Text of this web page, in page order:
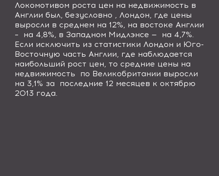
Локомотивом роста цен на недвижимость в
Англии был, безусловно , Лондон, где цены
выросли в среднем на 12%, на востоке Англии
– на 4,8%, в Западном Мидлэнсе — на 4,7%.
Если исключить из статистики Лондон и Юго-
Восточную часть Англии, где наблюдается
наибольший рост цен, то средние цены на
недвижимость по Великобритании выросли
на 3,1% за последние 12 месяцев к октябрю
2013 года.